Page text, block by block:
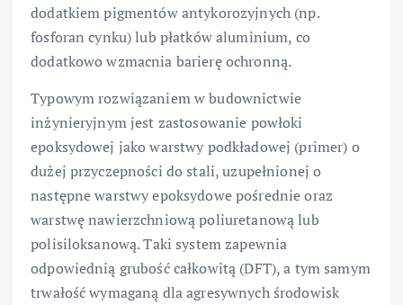
dodatkiem pigmentów antykorozyjnych (np.
fosforan cynku) lub płatków aluminium, co
dodatkowo wzmacnia barierę ochronną.
Typowym rozwiązaniem w budownictwie
inżynieryjnym jest zastosowanie powłoki
epoksydowej jako warstwy podkładowej (primer) o
dużej przyczepności do stali, uzupełnionej o
następne warstwy epoksydowe pośrednie oraz
warstwę nawierzchniową poliuretanową lub
polisiloksanową. Taki system zapewnia
odpowiednią grubość całkowitą (DFT), a tym samym
trwałość wymaganą dla agresywnych środowisk